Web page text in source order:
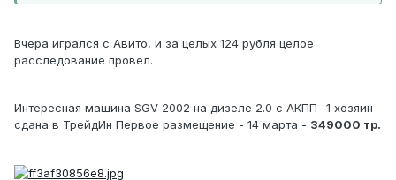
Вчера игрался с Авито, и за целых 124 рубля целое
расследование провел.
Интересная машина SGV 2002 на дизеле 2.0 с АКПП- 1 хозяин
сдана в ТрейдИн Первое размещение - 14 марта - 349000 тр.